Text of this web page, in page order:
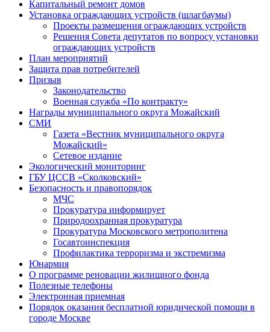
Капитальный ремонт домов
Установка ограждающих устройств (шлагбаумы)
Проекты размещения ограждающих устройств
Решения Совета депутатов по вопросу установки
ограждающих устройств
План мероприятий
Защита прав потребителей
Призыв
Законодательство
Военная служба «По контракту»
Награды муниципального округа Можайский
СМИ
Газета «Вестник муниципального округа
Можайский»
Сетевое издание
Экологический мониторинг
ГБУ ЦССВ «Сколковский»
Безопасность и правопорядок
МЧС
Прокуратура информирует
Природоохранная прокуратура
Прокуратура Московского метрополитена
Госавтоинспекция
Профилактика терроризма и экстремизма
Юнармия
О программе реновации жилищного фонда
Полезные телефоны
Электронная приемная
Порядок оказания бесплатной юридической помощи в
городе Москве